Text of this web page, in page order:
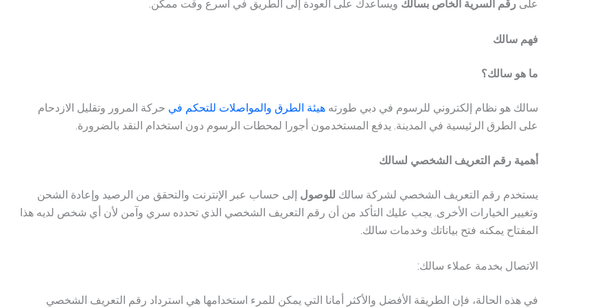
على رقم السرية الخاص بسالك ويساعدك على العودة إلى الطريق في أسرع وقت ممكن.
فهم سالك
ما هو سالك؟
سالك هو نظام إلكتروني للرسوم في دبي طورته هيئة الطرق والمواصلات للتحكم في حركة المرور وتقليل الازدحام
على الطرق الرئيسية في المدينة. يدفع المستخدمون أجورا لمحطات الرسوم دون استخدام النقد بالضرورة.
أهمية رقم التعريف الشخصي لسالك
يستخدم رقم التعريف الشخصي لشركة سالك للوصول إلى حساب عبر الإنترنت والتحقق من الرصيد وإعادة الشحن
وتغيير الخيارات الأخرى. يجب عليك التأكد من أن رقم التعريف الشخصي الذي تحدده سري وآمن لأن أي شخص لديه هذا
المفتاح يمكنه فتح بياناتك وخدمات سالك.
الاتصال بخدمة عملاء سالك:
في هذه الحالة، فإن الطريقة الأفضل والأكثر أمانا التي يمكن للمرء استخدامها هي استرداد رقم التعريف الشخصي